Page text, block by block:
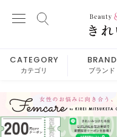
CATEGORY
カテゴリ
BRAND
ブランド